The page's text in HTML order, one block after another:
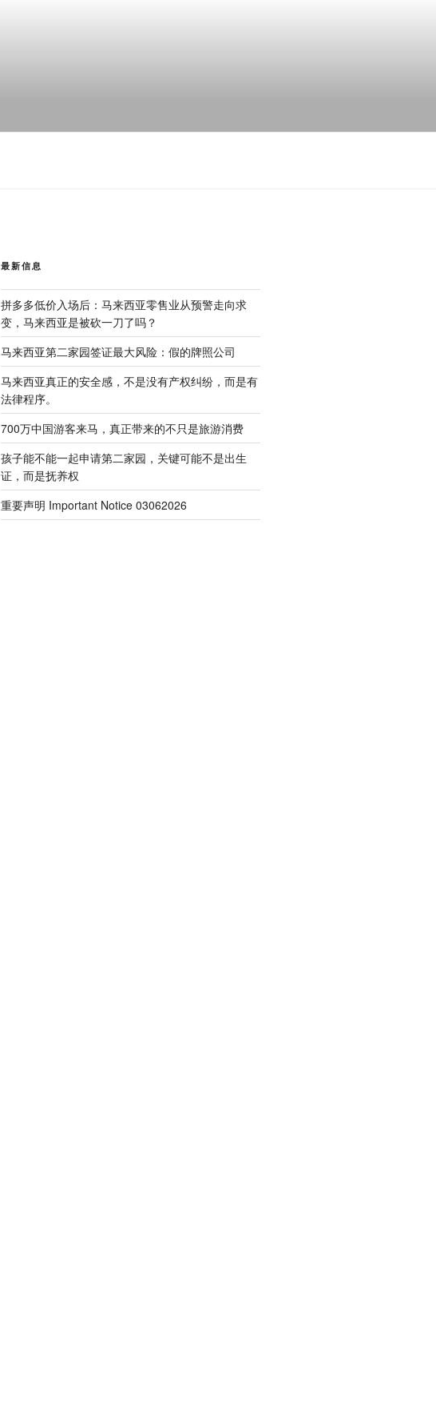
最新信息
拼多多低价入场后：马来西亚零售业从预警走向求
变，马来西亚是被砍一刀了吗？
马来西亚第二家园签证最大风险：假的牌照公司
马来西亚真正的安全感，不是没有产权纠纷，而是有
法律程序。
700万中国游客来马，真正带来的不只是旅游消费
孩子能不能一起申请第二家园，关键可能不是出生
证，而是抚养权
重要声明 Important Notice 03062026